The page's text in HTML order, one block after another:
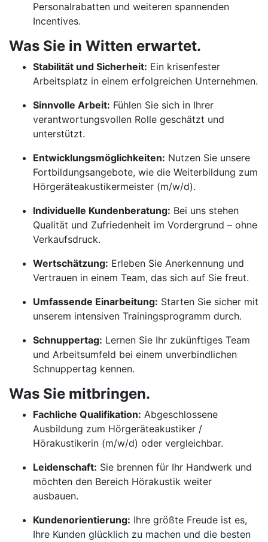
Personalrabatten und weiteren spannenden
Incentives.
Was Sie in Witten erwartet.
Stabilität und Sicherheit: Ein krisenfester
Arbeitsplatz in einem erfolgreichen Unternehmen.
Sinnvolle Arbeit: Fühlen Sie sich in Ihrer
verantwortungsvollen Rolle geschätzt und
unterstützt.
Entwicklungsmöglichkeiten: Nutzen Sie unsere
Fortbildungsangebote, wie die Weiterbildung zum
Hörgeräteakustikermeister (m/w/d).
Individuelle Kundenberatung: Bei uns stehen
Qualität und Zufriedenheit im Vordergrund – ohne
Verkaufsdruck.
Wertschätzung: Erleben Sie Anerkennung und
Vertrauen in einem Team, das sich auf Sie freut.
Umfassende Einarbeitung: Starten Sie sicher mit
unserem intensiven Trainingsprogramm durch.
Schnuppertag: Lernen Sie Ihr zukünftiges Team
und Arbeitsumfeld bei einem unverbindlichen
Schnuppertag kennen.
Was Sie mitbringen.
Fachliche Qualifikation: Abgeschlossene
Ausbildung zum Hörgeräteakustiker /
Hörakustikerin (m/w/d) oder vergleichbar.
Leidenschaft: Sie brennen für Ihr Handwerk und
möchten den Bereich Hörakustik weiter
ausbauen.
Kundenorientierung: Ihre größte Freude ist es,
Ihre Kunden glücklich zu machen und die besten